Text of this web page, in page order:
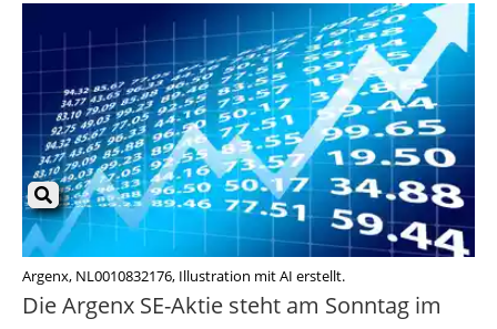
Argenx, NL0010832176, Illustration mit AI erstellt.
Die Argenx SE-Aktie steht am Sonntag im